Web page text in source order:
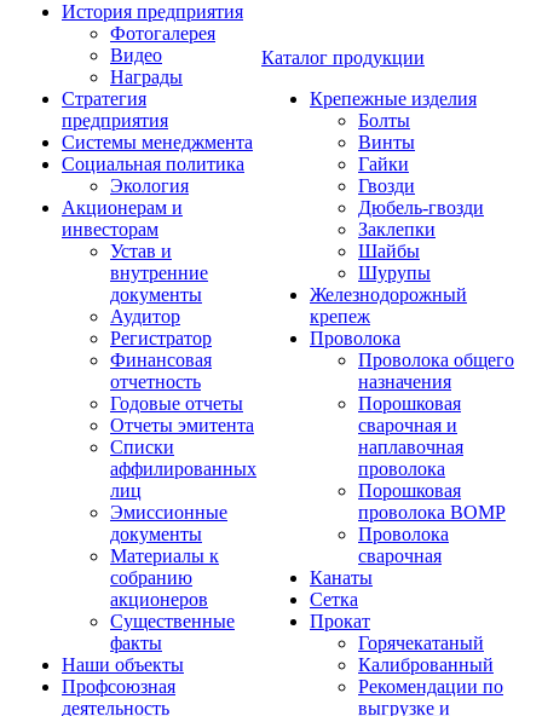
История предприятия
Фотогалерея
Видео
Награды
Стратегия
предприятия
Системы менеджмента
Социальная политика
Экология
Акционерам и
инвесторам
Устав и
внутренние
документы
Аудитор
Регистратор
Финансовая
отчетность
Годовые отчеты
Отчеты эмитента
Списки
аффилированных
лиц
Эмиссионные
документы
Материалы к
собранию
акционеров
Существенные
факты
Наши объекты
Профсоюзная
деятельность
Каталог продукции
Крепежные изделия
Болты
Винты
Гайки
Гвозди
Дюбель-гвозди
Заклепки
Шайбы
Шурупы
Железнодорожный
крепеж
Проволока
Проволока общего
назначения
Порошковая
сварочная и
наплавочная
проволока
Порошковая
проволока ВОМР
Проволока
сварочная
Канаты
Сетка
Прокат
Горячекатаный
Калиброванный
Рекомендации по
выгрузке и